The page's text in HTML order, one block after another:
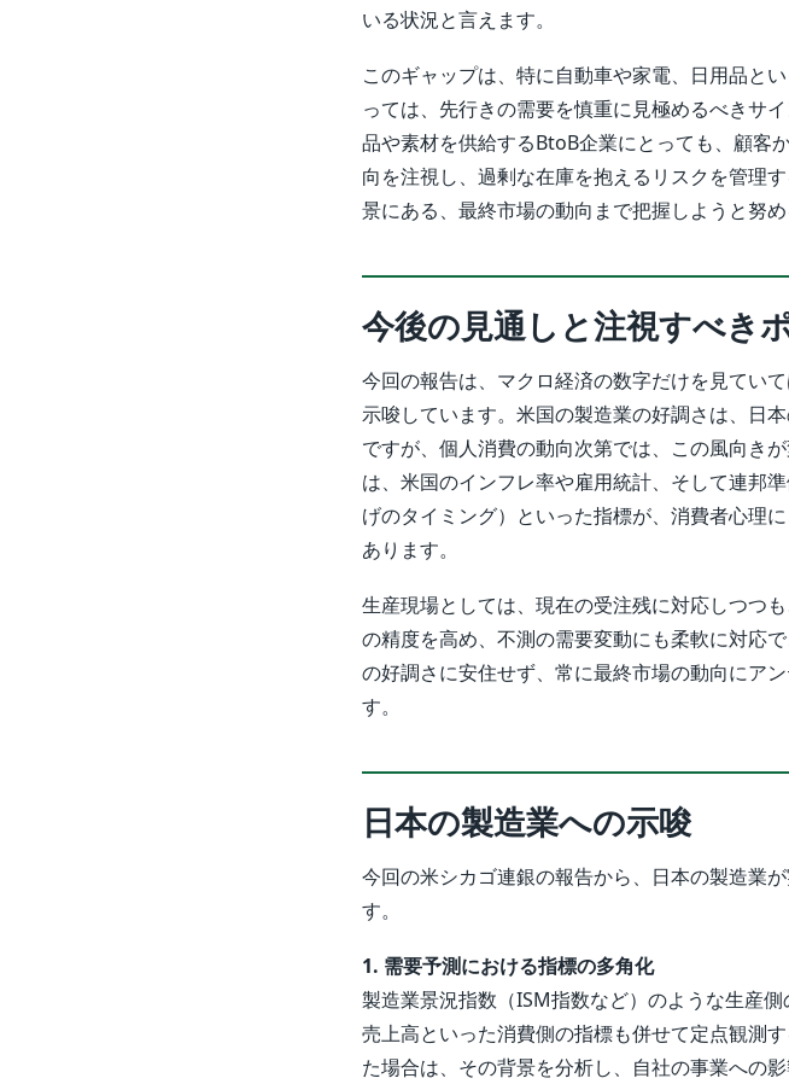
いる状況と言えます。
このギャップは、特に自動車や家電、日用品と
っては、先行きの需要を慎重に見極めるべきサ
品や素材を供給するBtoB企業にとっても、顧客
向を注視し、過剰な在庫を抱えるリスクを管理
景にある、最終市場の動向まで把握しようと努
今後の見通しと注視すべき
今回の報告は、マクロ経済の数字だけを見てい
示唆しています。米国の製造業の好調さは、日
ですが、個人消費の動向次第では、この風向き
は、米国のインフレ率や雇用統計、そして連邦
げのタイミング）といった指標が、消費者心理
あります。
生産現場としては、現在の受注残に対応しつつ
の精度を高め、不測の需要変動にも柔軟に対応
の好調さに安住せず、常に最終市場の動向にア
す。
日本の製造業への示唆
今回の米シカゴ連銀の報告から、日本の製造業
す。
1. 需要予測における指標の多角化
製造業景況指数（ISM指数など）のような生産
売上高といった消費側の指標も併せて定点観測
た場合は、その背景を分析し、自社の事業への